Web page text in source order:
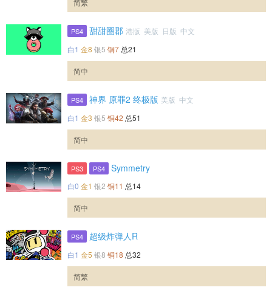
简繁
PS4 甜甜圈郡 港版 美版 日版 中文
白1 金8 银5 铜7 总21
简中
PS4 神界 原罪2 终极版 美版 中文
白1 金3 银5 铜42 总51
简中
PS3 PS4 Symmetry
白0 金1 银2 铜11 总14
简中
PS4 超级炸弹人R
白1 金5 银8 铜18 总32
简繁